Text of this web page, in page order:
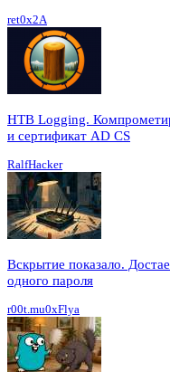
ret0x2A
HTB Logging.
и сертификат AD CS
RalfHacker
Вскрытие показало.
одного пароля
r00t.mu0xFlya